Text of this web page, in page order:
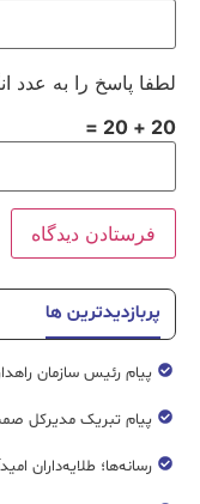
لطفا پاسخ را به عدد
20 + 20 =
پربازدیدترین ها
پیام رئیس سازمان
پیام تبریک مدیرکل
رسانه‌ها؛ طلایه‌داران